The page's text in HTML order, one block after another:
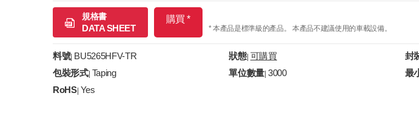
規格書
DATA SHEET
購買 *
* 本產品是標準級的產品。 本產品不建議使用的車載設備。
料號| BU5265HFV-TR 狀態| 可購買 封
包裝形式| Taping 單位數量 |3000 最
RoHS| Yes